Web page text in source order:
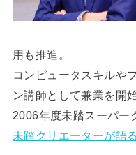
用も推進。
コンピュータスキルや
ン講師として兼業を開始
2006年度未踏スーパー
未踏クリエーターが語